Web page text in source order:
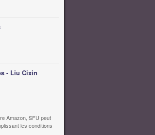
- Liu Cixin
Amazon, SFU peut
les conditions